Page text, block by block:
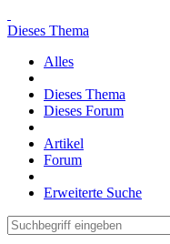
Dieses Thema
Alles
Dieses Thema
Dieses Forum
Artikel
Forum
Erweiterte Suche